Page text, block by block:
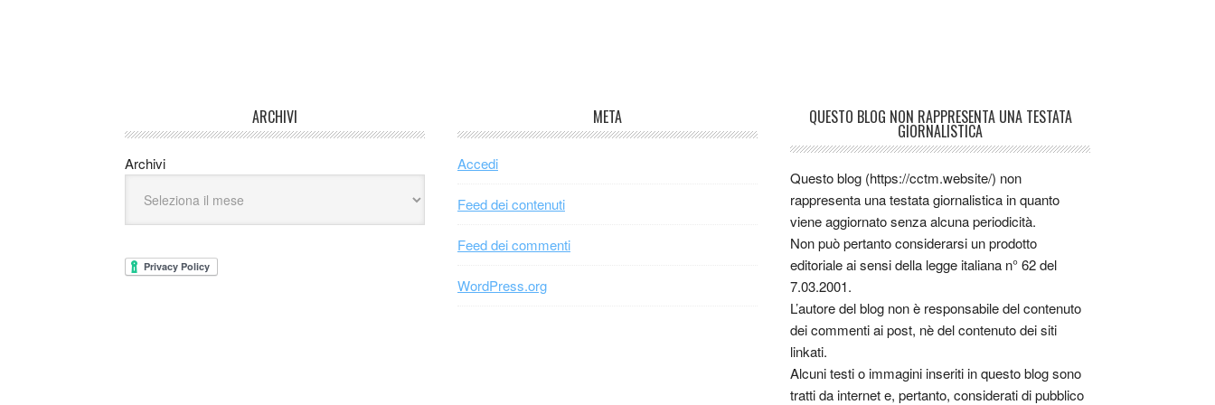
ARCHIVI
Archivi
META
Accedi
Feed dei contenuti
Feed dei commenti
WordPress.org
QUESTO BLOG NON RAPPRESENTA UNA TESTATA
GIORNALISTICA
Questo blog (https://cctm.website/) non
rappresenta una testata giornalistica in quanto
viene aggiornato senza alcuna periodicità.
Non può pertanto considerarsi un prodotto
editoriale ai sensi della legge italiana n° 62 del
7.03.2001.
L’autore del blog non è responsabile del contenuto
dei commenti ai post, nè del contenuto dei siti
linkati.
Alcuni testi o immagini inseriti in questo blog sono
tratti da internet e, pertanto, considerati di pubblico